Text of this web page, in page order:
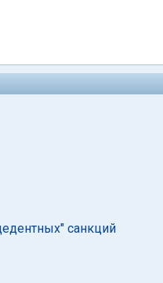
санкций